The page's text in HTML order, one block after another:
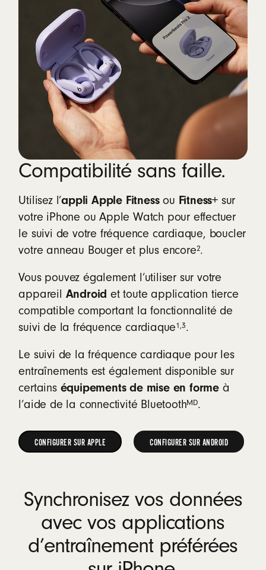
Compatibilité sans faille.
Utilisez l’appli Apple Fitnessou Fitness+sur
votre iPhone ou Apple Watch pour effectuer
le suivi de votre fréquence cardiaque, boucler
votre anneau Bouger et plus encore2.
Vous pouvez également l’utiliser sur votre
appareil Android et toute application tierce
compatible comportant la fonctionnalité de
suivi de la fréquence cardiaque1 ,3.
Le suivi de la fréquence cardiaque pour les
entraînements est également disponible sur
certains équipements de mise en formeà
l’aide de la connectivité BluetoothMD.
CONFIGURER SUR APPLE
APPLE
CONFIGURER SUR ANDROID
ANDROID
Synchronisez vos données
avec vos applications
d’entraînement préférées